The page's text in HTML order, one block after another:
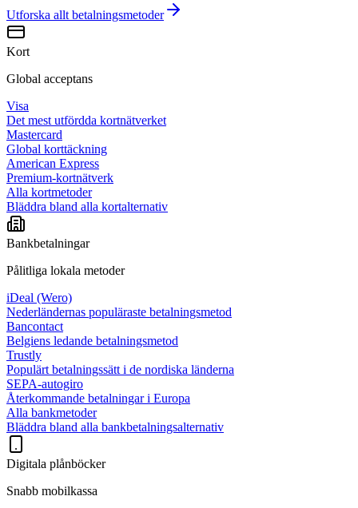
Utforska allt betalningsmetoder
Kort
Global acceptans
Visa
Det mest utfördda kortnätverket
Mastercard
Global korttäckning
American Express
Premium-kortnätverk
Alla kortmetoder
Bläddra bland alla kortalternativ
Bankbetalningar
Pålitliga lokala metoder
iDeal (Wero)
Nederländernas populäraste betalningsmetod
Bancontact
Belgiens ledande betalningsmetod
Trustly
Populärt betalningssätt i de nordiska länderna
SEPA-autogiro
Återkommande betalningar i Europa
Alla bankmetoder
Bläddra bland alla bankbetalningsalternativ
Digitala plånböcker
Snabb mobilkassa